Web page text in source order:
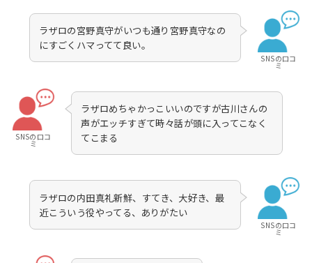
SNSの口コ
ミ
ラザロの宮野真守がいつも通り宮野真守なの
にすごくハマってて良い。
SNSの口コ
ミ
ラザロめちゃかっこいいのですが古川さんの
声がエッチすぎて時々話が頭に入ってこなく
てこまる
SNSの口コ
ミ
ラザロの内田真礼新鮮、すてき、大好き、最
近こういう役やってる、ありがたい